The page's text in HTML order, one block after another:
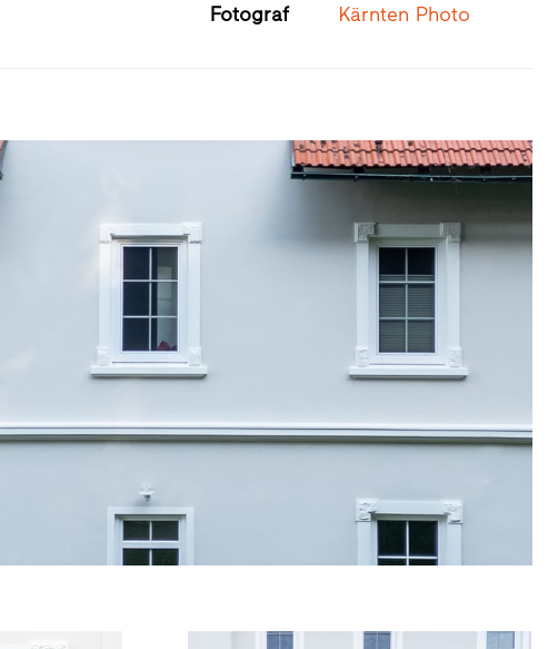
Fotograf
Kärnten Photo